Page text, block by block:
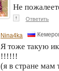
Не
↑ Ответить
Nina4ka
Я тоже такую
!!!!!!
(я в стране мам